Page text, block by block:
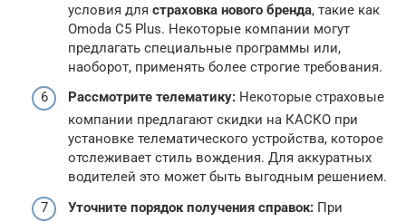
условия для страховка нового бренда, такие как
Omoda C5 Plus. Некоторые компании могут
предлагать специальные программы или,
наоборот, применять более строгие требования.
Рассмотрите телематику: Некоторые страховые
компании предлагают скидки на КАСКО при
установке телематического устройства, которое
отслеживает стиль вождения. Для аккуратных
водителей это может быть выгодным решением.
Уточните порядок получения справок: При